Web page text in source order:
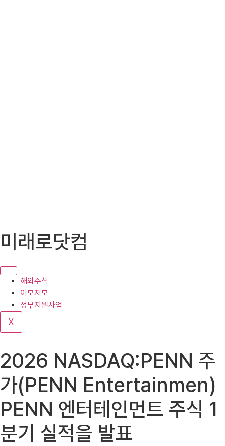
텐
로
기
미래로닷컴
해외주식
이모저모
정부지원사업
X
2026 NASDAQ:PENN 주
가(PENN Entertainmen)
PENN 엔터테인먼트 주식 1
분기 실적을 발표